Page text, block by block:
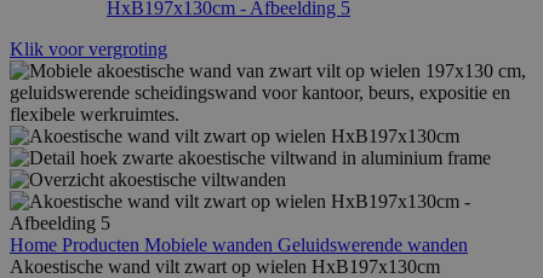
Klik voor vergroting
Home Producten Mobiele wanden Geluidswerende wanden
Akoestische wand vilt zwart op wielen HxB197x130cm